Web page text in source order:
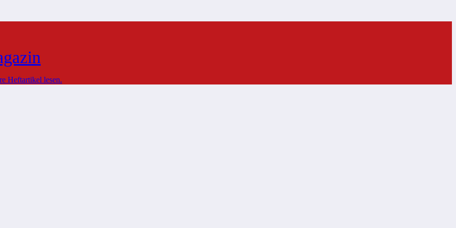
Heftartikel lesen.